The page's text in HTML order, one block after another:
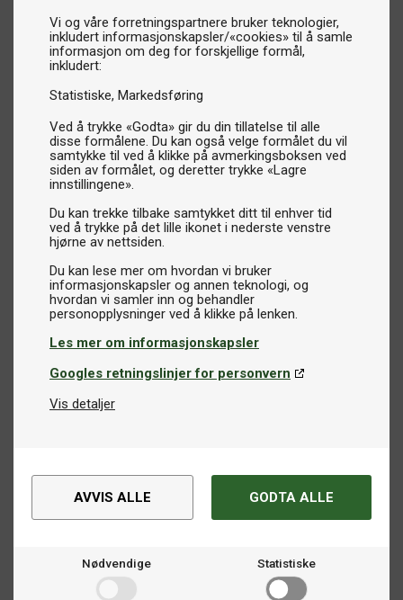
Vi og våre forretningspartnere bruker teknologier,
inkludert informasjonskapsler/«cookies» til å samle
informasjon om deg for forskjellige formål,
inkludert:
Statistiske Markedsføring
Ved å trykke «Godta» gir du din tillatelse til alle
disse formålene. Du kan også velge formålet du vil
samtykke til ved å klikke på avmerkingsboksen ved
siden av formålet, og deretter trykke «Lagre
innstillingene».
Du kan trekke tilbake samtykket ditt til enhver tid
ved å trykke på det lille ikonet i nederste venstre
hjørne av nettsiden.
Du kan lese mer om hvordan vi bruker
informasjonskapsler og annen teknologi, og
hvordan vi samler inn og behandler
Les mer om informasjonskapsler
Googles retningslinjer for personvern
Vis detaljer
AVVIS ALLE GODTA ALLE
Nødvendige Statistiske